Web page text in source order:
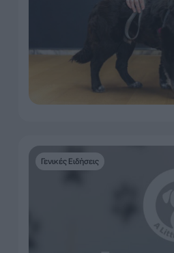
Γενικές Ειδήσεις